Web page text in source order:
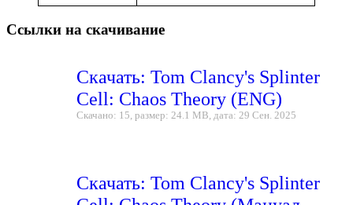
Ссылки на скачивание
Скачать: Tom Clancy's Splinter
Cell: Chaos Theory (ENG)
Скачано: 15, размер: 24.1 MB, дата: 29 Сен. 2025
Скачать: Tom Clancy's Splinter